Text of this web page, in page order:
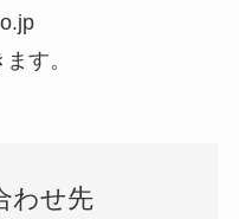
す。
わせ先